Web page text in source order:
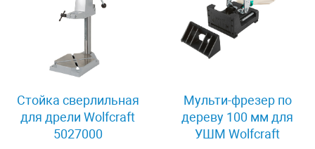
Стойка сверлильная
для дрели Wolfcraft
5027000
Мульти-фрезер по
дереву 100 мм для
УШМ Wolfcraft